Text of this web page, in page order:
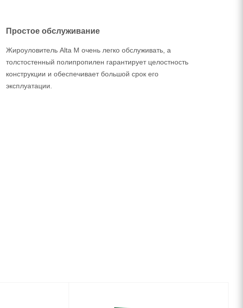
Простое обслуживание
Жироуловитель Alta M очень легко обслуживать, а
толстостенный полипропилен гарантирует целостность
конструкции и обеспечивает большой срок его
эксплуатации.